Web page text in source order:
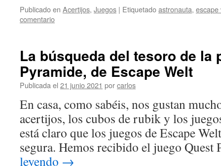
Publicado en Acertijos, Juegos | Etiquetadoastronauta, escape
comentario
La búsqueda del tesoro de la
Pyramide, de Escape Welt
Publicada el 21 junio 2021 porcarlos
En casa, como sabéis, nos gustan
acertijos, los cubos de rubik y los
está claro que los juegos de Escape
segura. Hemos recibido el juego
leyendo →